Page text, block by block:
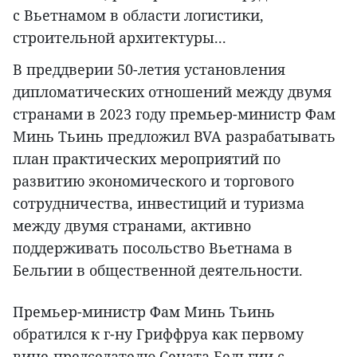
с Вьетнамом в области логистики,
строительной архитектуры...
В преддверии 50-летия установления
дипломатических отношений между двумя
странами в 2023 году премьер-министр Фам
Минь Тьинь предложил BVA разрабатывать
план практических мероприятий по
развитию экономического и торгового
сотрудничества, инвестиций и туризма
между двумя странами, активно
поддерживать посольство Вьетнама в
Бельгии в общественной деятельности.
Премьер-министр Фам Минь Тьинь
обратился к г-ну Гриффруа как первому